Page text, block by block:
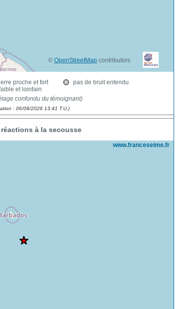
© OpenStreetMap contributors
proche et fort
pas de bruit entendu
et lointain
confondu du témoignant)
: 06/08/2026 13:41 T.U.)
à la secousse
www.franceseime.fr